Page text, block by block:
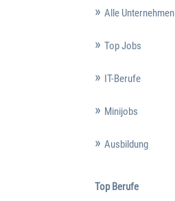
Alle Unternehmen
Top Jobs
IT-Berufe
Minijobs
Ausbildung
Top Berufe